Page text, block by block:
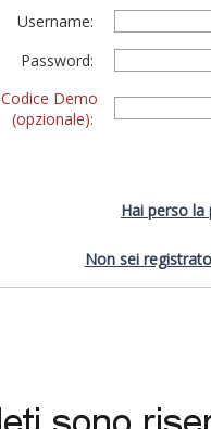
Username:
Password:
Codice Demo
(opzionale):
Hai perso la
Non sei